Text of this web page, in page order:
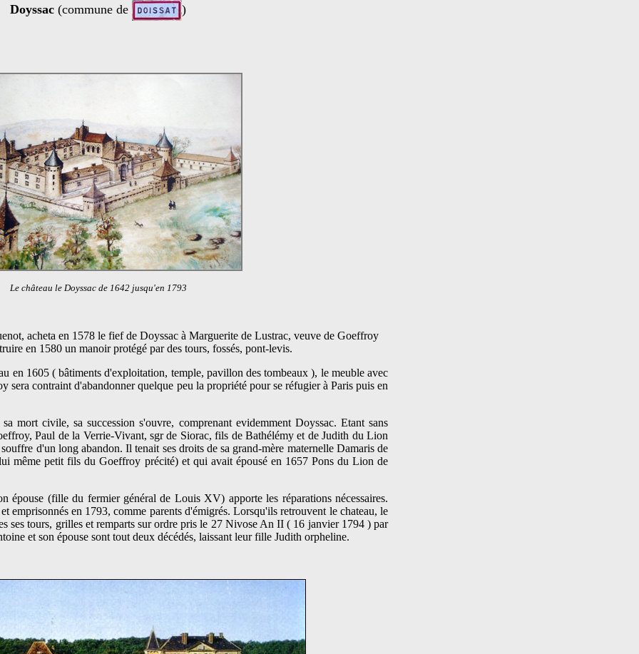
Doyssac (commune de )
Le château le Doyssac de 1642 jusqu'en 1793
acheta en 1578 le fief de Doyssac à Marguerite de Lustrac, veuve de Goeffroy
en 1580 un manoir protégé par des tours, fossés, pont-levis.
en 1605 ( bâtiments d'exploitation, temple, pavillon des tombeaux ), le meuble avec
sera contraint d'abandonner quelque peu la propriété pour se réfugier à Paris puis en
mort civile, sa succession s'ouvre, comprenant evidemment Doyssac. Etant sans
Paul de la Verrie-Vivant, sgr de Siorac, fils de Bathélémy et de Judith du Lion
d'un long abandon. Il tenait ses droits de sa grand-mère maternelle Damaris de
même petit fils du Goeffroy précité) et qui avait épousé en 1657 Pons du Lion de
épouse (fille du fermier général de Louis XV) apporte les réparations nécessaires.
emprisonnés en 1793, comme parents d'émigrés. Lorsqu'ils retrouvent le chateau, le
ses tours, grilles et remparts sur ordre pris le 27 Nivose An II ( 16 janvier 1794 ) par
et son épouse sont tout deux décédés, laissant leur fille Judith orpheline.